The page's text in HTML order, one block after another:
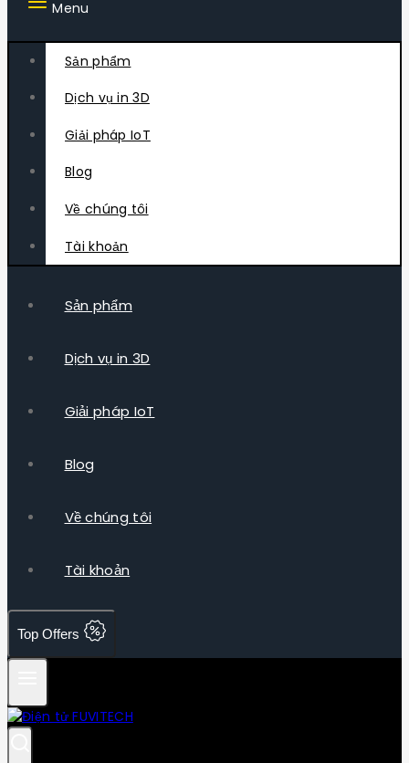
Menu
Sản phẩm
Dịch vụ in 3D
Giải pháp IoT
Blog
Về chúng tôi
Tài khoản
Sản phẩm
Dịch vụ in 3D
Giải pháp IoT
Blog
Về chúng tôi
Tài khoản
Top Offers